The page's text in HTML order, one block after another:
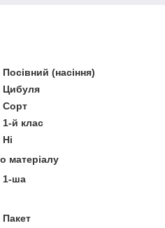
Посівний (насіння)
Цибуля
Сорт
1-й клас
Ні
матеріалу
1-ша
Пакет